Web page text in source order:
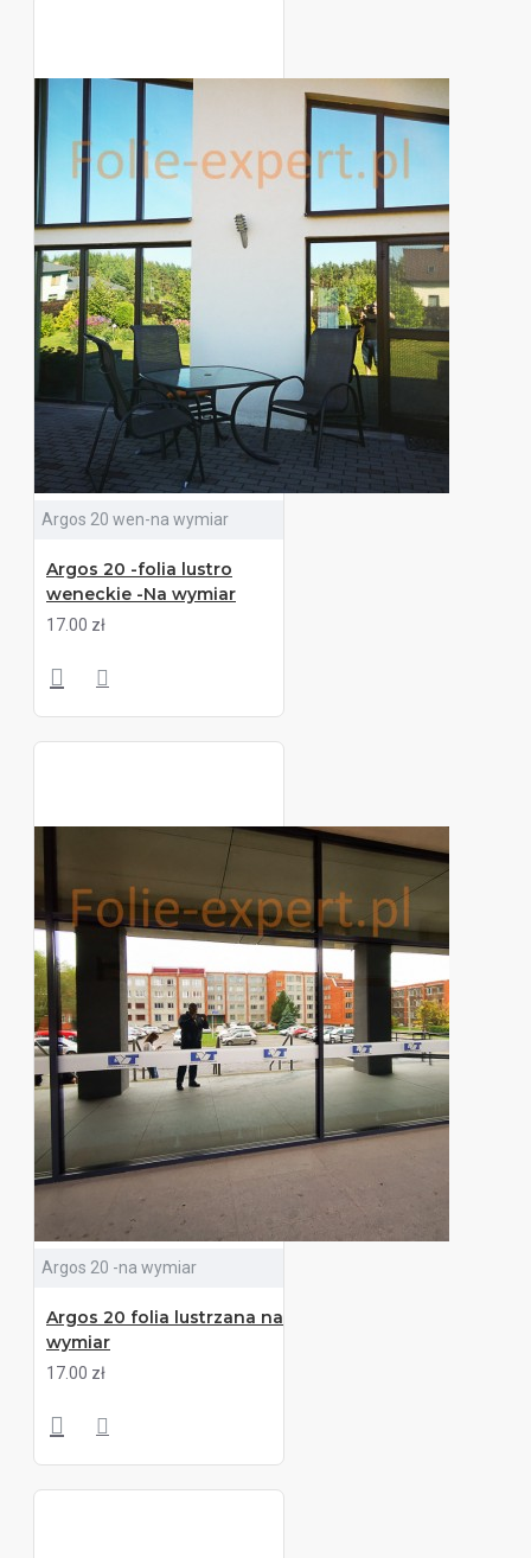
Argos 20 wen-na wymiar
Argos 20 -folia lustro
weneckie -Na wymiar
17.00 zł
Argos 20 -na wymiar
Argos 20 folia lustrzana na
wymiar
17.00 zł